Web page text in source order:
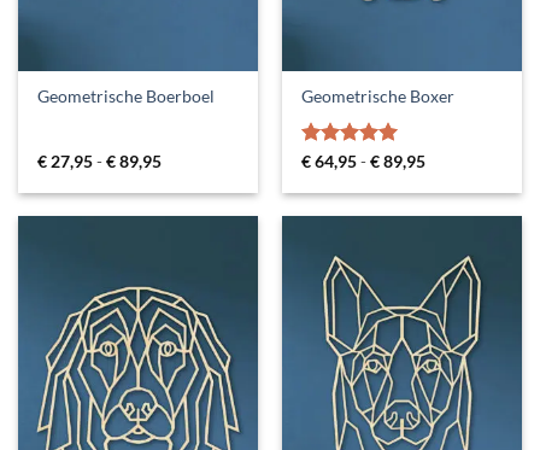
Geometrische Boerboel
€ 27,95-€89,95Prijsklasse:
tot
Geometrische Boxer
Gewaardeerd
€64,95-€89,95Prijsklasse:
tot